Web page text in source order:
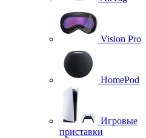
Vision Pro
HomePod
Игровые
приставки